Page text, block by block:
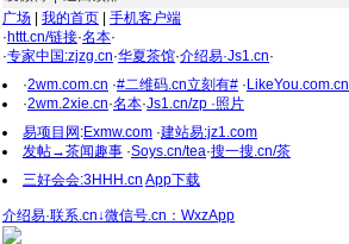
广场
我的首页
手机客户端
·httt.cn/链接·名本·
·专家中国:zjzg.cn·华夏茶馆·介绍易·Js1.cn·
·2wm.com.cn ·#二维码.cn立刻有# · LikeYou.com.cn
·2wm.2xie.cn·名本·Js1.cn/zp ·照片
易项目网 :Exmw.com ·建站易:jz1.com
发帖→茶闻趣事 ·Soys.cn/tea·搜一搜.cn/茶
三好会会:3HHH.cn App下载
介绍易·联系.cn↓微信号.cn：WxzApp